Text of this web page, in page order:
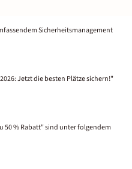
Sicherheitsmanagement
Jetzt die besten Plätze sichern!"
50 % Rabatt" sind unter folgendem